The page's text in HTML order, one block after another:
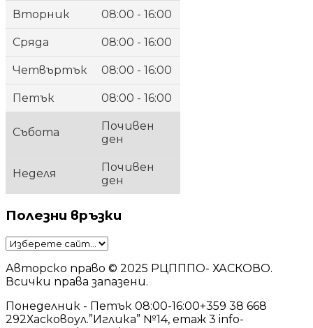
Вторник 08:00 - 16:00
Сряда 08:00 - 16:00
Четвъртък 08:00 - 16:00
Петък 08:00 - 16:00
Събота
Почивен
ден
Неделя
Почивен
ден
Полезни връзки
Авторско право © 2025 РЦПППО- ХАСКОВО.
Всички права запазени.
Понеделник - Петък 08:00-16:00+359 38 668
292Хасковоул.”Иглика” №14, етаж 3 info-